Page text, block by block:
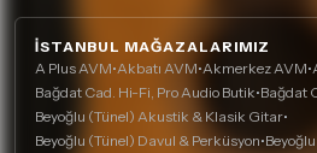
İSTANBUL MAĞAZALARIMIZ
A Plus AVM•Akbatı AVM•Akmerkez AVM•
Bağdat Cad. Hi-Fi, Pro Audio Butik•Bağdat
Beyoğlu (Tünel) Akustik & Klasik Gitar•
Beyoğlu (Tünel) Davul & Perküsyon•